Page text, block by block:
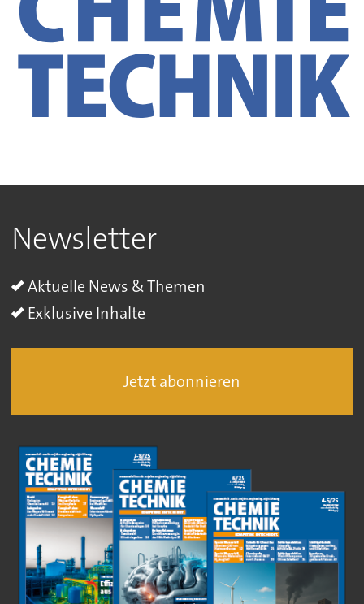
Newsletter
Aktuelle News & Themen
Exklusive Inhalte
Jetzt abonnieren